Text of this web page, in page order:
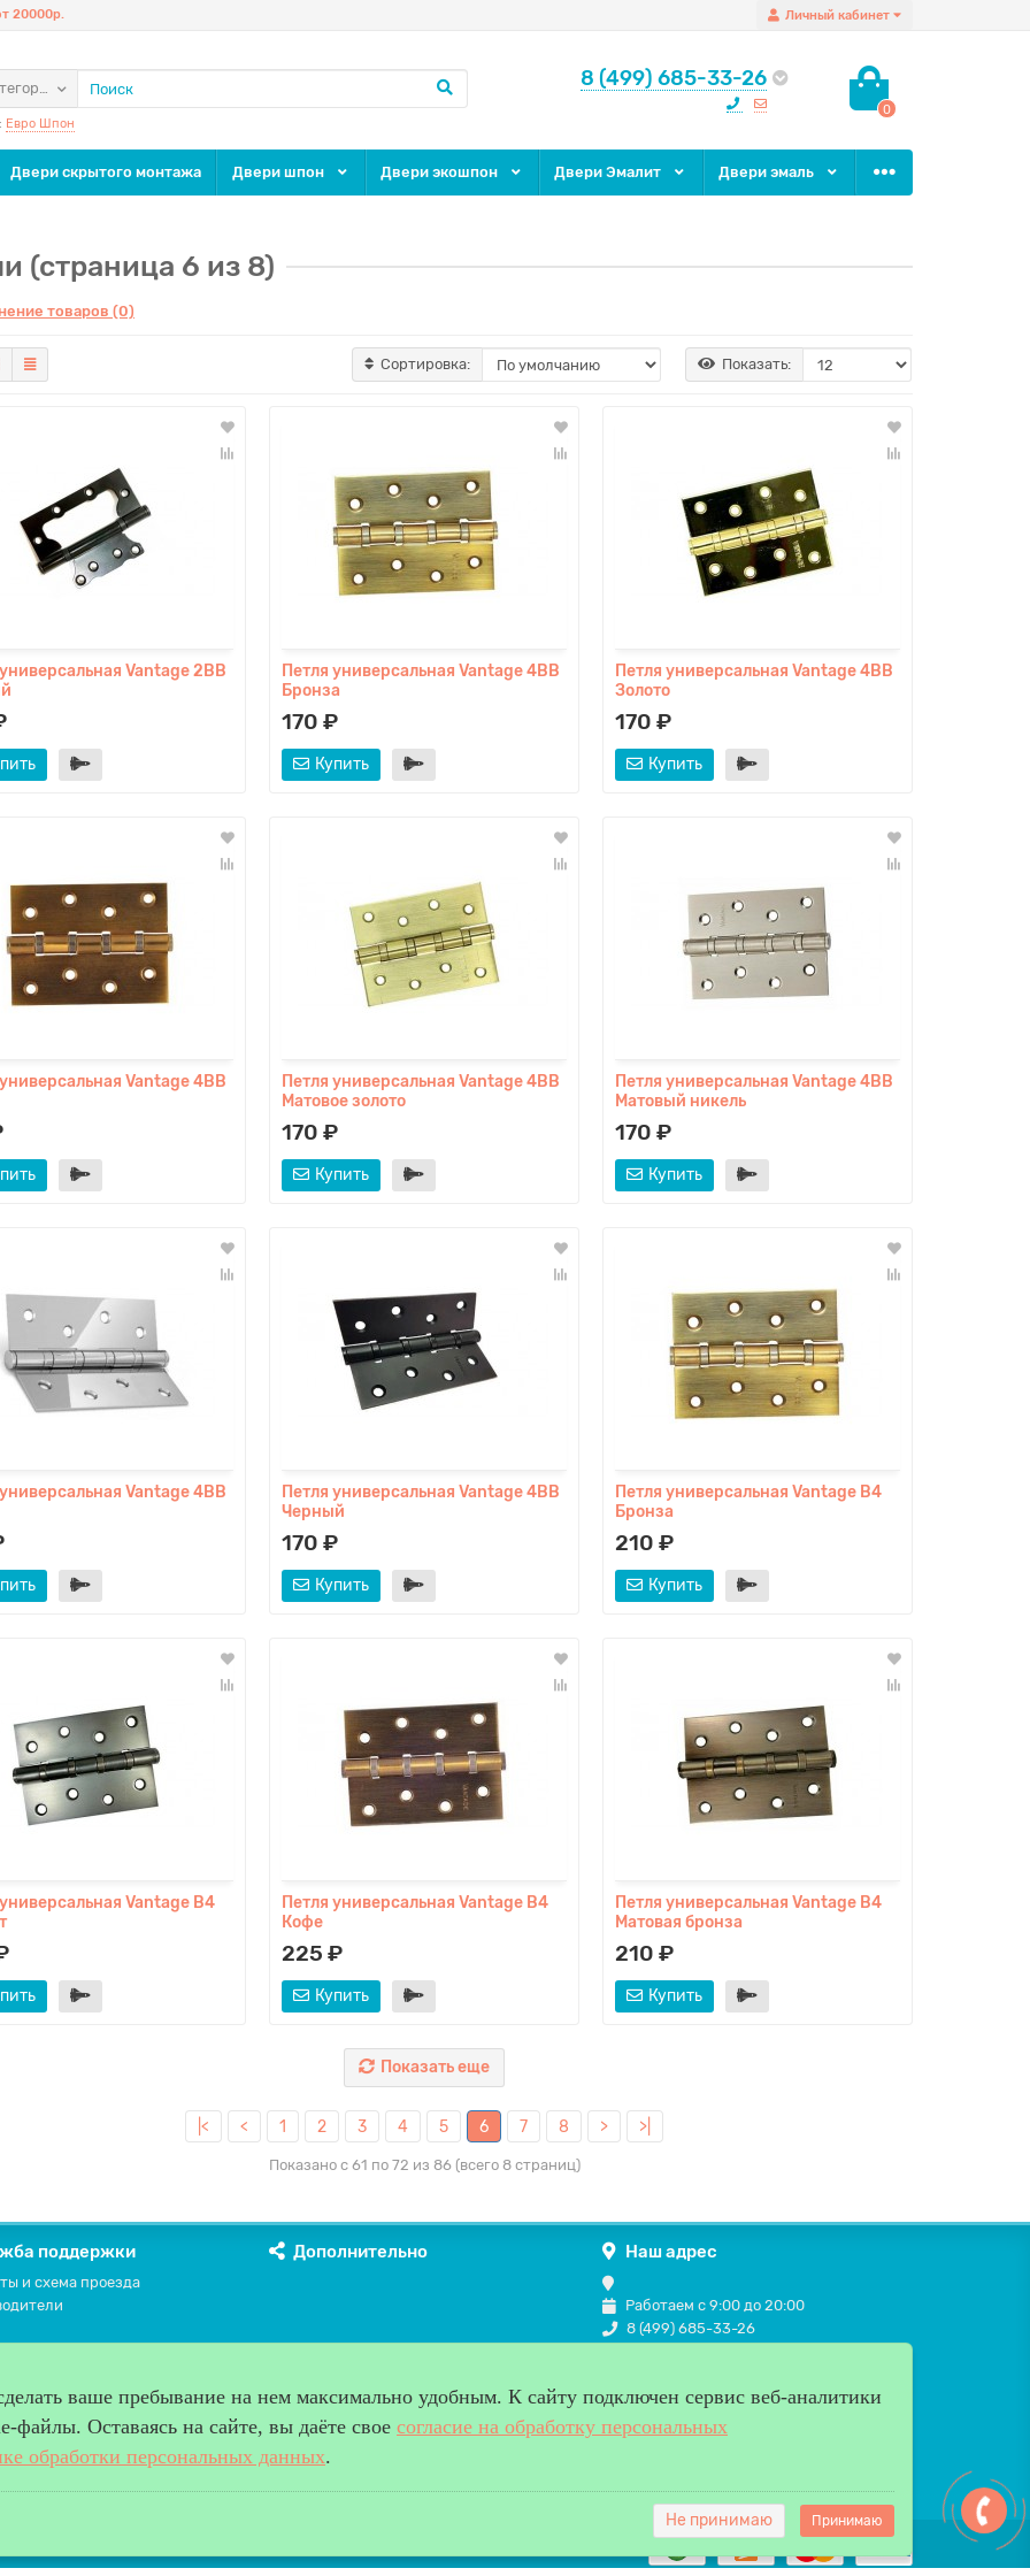
Личный кабинет
20000р.
8 (499) 685-33-26
0
Евро Шпон
Двери скрытого монтажа Двери шпон Двери экошпон Двери Эмалит Двери эмаль
(страница 6 из 8)
товаров (0)
Сортировка: Показать:
Vantage 2ВВ
Петля универсальная Vantage 4BB
Бронза
170 ₽
Купить
Петля универсальная Vantage 4BB
Золото
170 ₽
Купить
Vantage 4BB
Петля универсальная Vantage 4BB
Матовое золото
170 ₽
Купить
Петля универсальная Vantage 4BB
Матовый никель
170 ₽
Купить
Vantage 4BB
Петля универсальная Vantage 4BB
Черный
170 ₽
Купить
Петля универсальная Vantage B4
Бронза
210 ₽
Купить
Vantage B4
Петля универсальная Vantage B4
Кофе
225 ₽
Купить
Петля универсальная Vantage B4
Матовая бронза
210 ₽
Купить
Показать еще
|< < 1 2 3 4 5 6 7 8 > >|
Показано с 61 по 72 из 86 (всего 8 страниц)
поддержки
и схема проезда
Дополнительно Наш адрес
Работаем с 9:00 до 20:00
8 (499) 685-33-26
защищены.
ваше пребывание на нем максимально удобным. К cайту подключен сервис веб-аналитики
Оставаясь на сайте, вы даёте свое согласие на обработку персональных
обработки персональных данных.
Не принимаю Принимаю